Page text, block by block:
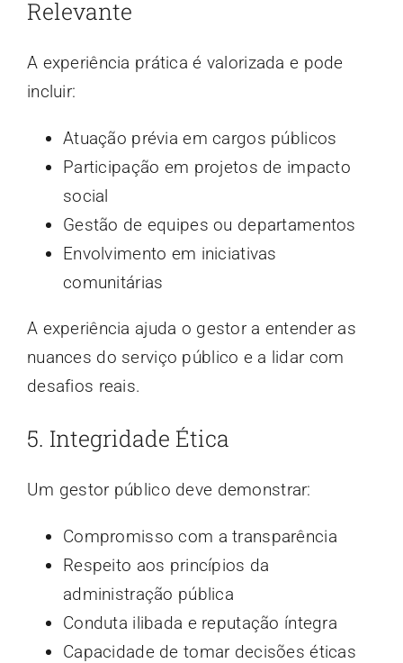
Relevante
A experiência prática é valorizada e pode
incluir:
Atuação prévia em cargos públicos
Participação em projetos de impacto
social
Gestão de equipes ou departamentos
Envolvimento em iniciativas
comunitárias
A experiência ajuda o gestor a entender as
nuances do serviço público e a lidar com
desafios reais.
5. Integridade Ética
Um gestor público deve demonstrar:
Compromisso com a transparência
Respeito aos princípios da
administração pública
Conduta ilibada e reputação íntegra
Capacidade de tomar decisões éticas